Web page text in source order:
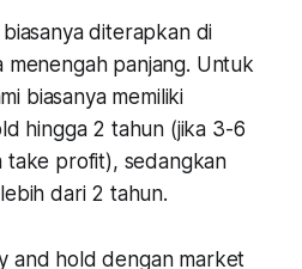
diterapkan di
menengah panjang. Untuk
biasanya memiliki
hingga 2 tahun (jika 3-6
take profit), sedangkan
dari 2 tahun.
and hold dengan market